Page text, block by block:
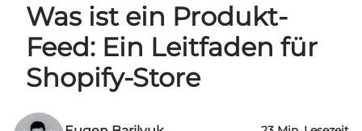
Was ist ein Produkt-
Feed: Ein Leitfaden für
Shopify-Store